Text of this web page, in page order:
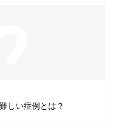
しい症例とは？